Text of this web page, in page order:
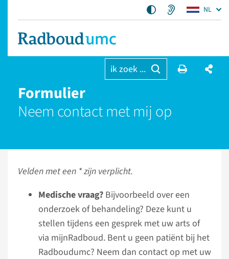
NL
ik zoek ...
Formulier
Neem contact met mij op
Velden met een * zijn verplicht.
Medische vraag? Bijvoorbeeld over een
onderzoek of behandeling? Deze kunt u
stellen tijdens een gesprek met uw arts of
via mijnRadboud. Bent u geen patiënt bij het
Radboudumc? Neem dan contact op met uw